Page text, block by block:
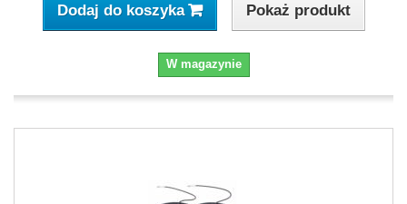
Dodaj do koszyka Pokaż produkt
W magazynie